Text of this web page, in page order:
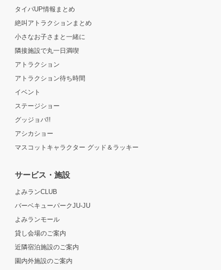
タイパUP情報まとめ
絶叫アトラクションまとめ
小さなお子さまと一緒に
隣接施設で丸一日満喫
アトラクション
アトラクション待ち時間
イベント
ステージショー
グッジョバ!!
アシカショー
マスコットキャラクター グッド＆ラッキー
サービス・施設
よみランCLUB
バーベキューパークJU-JU
よみランモール
貸し会場のご案内
近隣宿泊施設のご案内
園内外施設のご案内